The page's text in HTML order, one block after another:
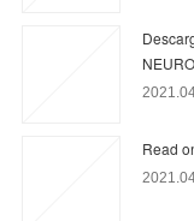
Read